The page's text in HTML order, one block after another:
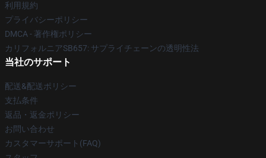
利用規約
プライバシーポリシー
DMCA - 著作権ポリシー
カリフォルニアSB657: サプライチェーンの透明性法
当社のサポート
配送&配送ポリシー
支払条件
返品・返金ポリシー
お問い合わせ
カスタマーサポート(FAQ)